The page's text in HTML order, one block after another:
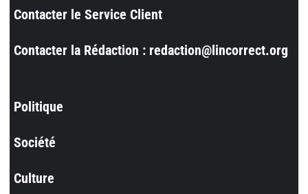
Contacter le Service Client
Contacter la Rédaction : redaction@lincorrect.org
Politique
Société
Culture